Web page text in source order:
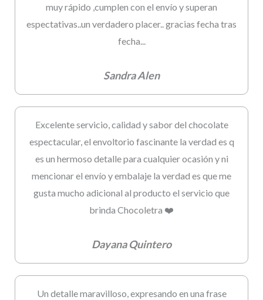
muy rápido ,cumplen con el envío y superan
espectativas..un verdadero placer.. gracias fecha tras
fecha...
Sandra Alen
Excelente servicio, calidad y sabor del chocolate
espectacular, el envoltorio fascinante la verdad es q
es un hermoso detalle para cualquier ocasión y ni
mencionar el envío y embalaje la verdad es que me
gusta mucho adicional al producto el servicio que
brinda Chocoletra ❤️
Dayana Quintero
Un detalle maravilloso, expresando en una frase